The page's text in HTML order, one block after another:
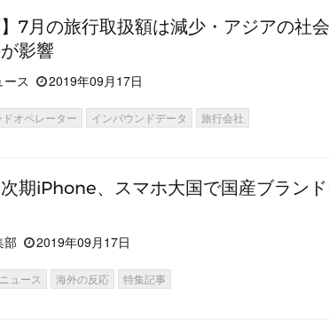
】7月の旅行取扱額は減少・アジアの社
影響
ス 2019年09月17日
ドオペレーター インバウンドデータ 旅行会社
次期iPhone、スマホ大国で国産ブラン
部 2019年09月17日
ュース 海外の反応 特集記事